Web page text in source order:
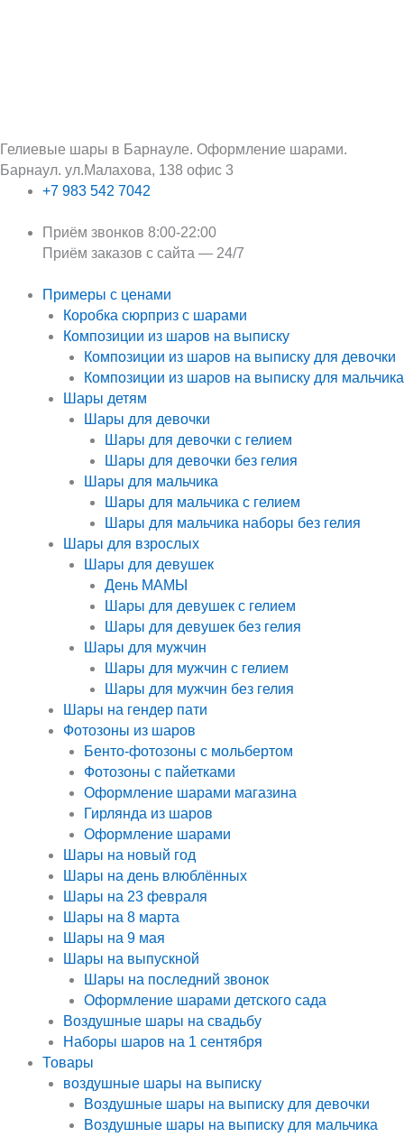
Гелиевые шары в Барнауле. Оформление шарами.
Барнаул. ул.Малахова, 138 офис 3
+7 983 542 7042
Приём звонков 8:00-22:00
Приём заказов с сайта — 24/7
Примеры с ценами
Коробка сюрприз с шарами
Композиции из шаров на выписку
Композиции из шаров на выписку для девочки
Композиции из шаров на выписку для мальчика
Шары детям
Шары для девочки
Шары для девочки с гелием
Шары для девочки без гелия
Шары для мальчика
Шары для мальчика с гелием
Шары для мальчика наборы без гелия
Шары для взрослых
Шары для девушек
День МАМЫ
Шары для девушек с гелием
Шары для девушек без гелия
Шары для мужчин
Шары для мужчин с гелием
Шары для мужчин без гелия
Шары на гендер пати
Фотозоны из шаров
Бенто-фотозоны с мольбертом
Фотозоны с пайетками
Оформление шарами магазина
Гирлянда из шаров
Оформление шарами
Шары на новый год
Шары на день влюблённых
Шары на 23 февраля
Шары на 8 марта
Шары на 9 мая
Шары на выпускной
Шары на последний звонок
Оформление шарами детского сада
Воздушные шары на свадьбу
Наборы шаров на 1 сентября
Товары
воздушные шары на выписку
Воздушные шары на выписку для девочки
Воздушные шары на выписку для мальчика